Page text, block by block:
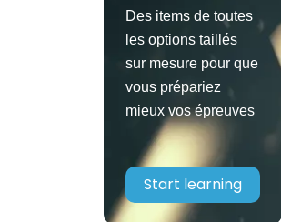
Des items de toutes
les options taillés
sur mesure pour que
vous prépariez
mieux vos épreuves
Start learning